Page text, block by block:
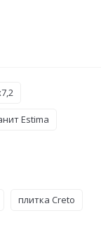
Estima
плитка Creto